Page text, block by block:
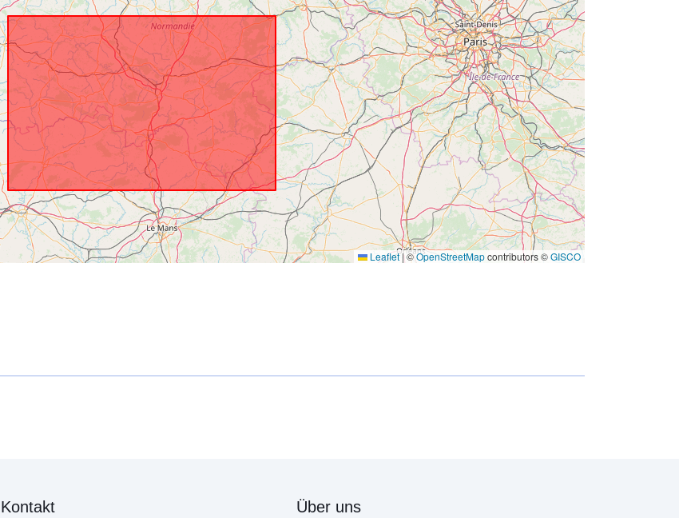
Leaflet |©OpenStreetMapcontributors ©GISCO
uriRef:
http://data.europa.eu/88u/dataset/fr-
120066022-srv-bb31a55e-a26e-
426f-b92b-b8dcabf04475
Typ:
Ressource:
http://inspire.ec.europa.eu/metadata-
codelist/SpatialDataServiceType/vie
Kontakt Über uns